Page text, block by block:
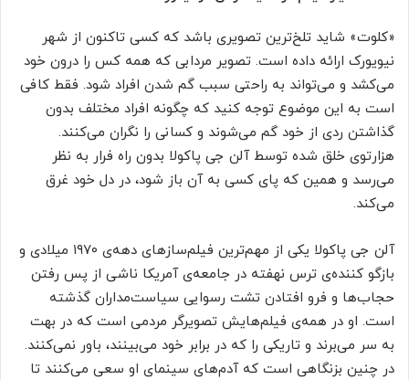
«کلوت» شاید تلخ‌ترین تصویری باشد که کسی تاکنون از شهر
نیویورک ارائه داده است. تصویر مردابی که همه کس را درون خود
می‌کشد و می‌تواند به راحتی سبب گم شدن افراد شود. فقط کافی
است به این موضوع توجه کنید که چگونه افراد مختلف بدون
گذاشتن ردی از خود گم می‌شوند و کسانی را نگران می‌‌کنند.
هزارتوی خلق شده توسط آلن جی پاکولا بدون راه فرار به نظر
می‌رسد و همین که پای کسی به آن باز شود، در دل خود غرق
می‌کند.
آلن جی پاکولا یکی از مهم‌ترین فیلم‌سازهای دهه‌ی ۱۹۷۰ میلادی و
بازگو کننده‌ی ترس نهفته در جامعه‌ی آمریکا ناشی از پس رفتن
حجاب‌ها و فرو افتادن تشت رسوایی سیاست‌مداران گذشته
است. او در همه‌ی فیلم‌هایش تصویرگر مردمی است که در بهت
به سر می‌برند و تاریکی را که در برابر خود می‌بینند، باور نمی‌کنند.
در چنین بزنگاهی است که آدم‌های سینمای او سعی می‌کنند تا